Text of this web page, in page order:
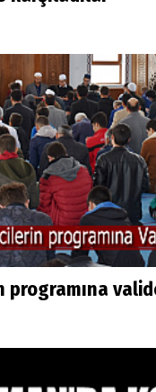
programına